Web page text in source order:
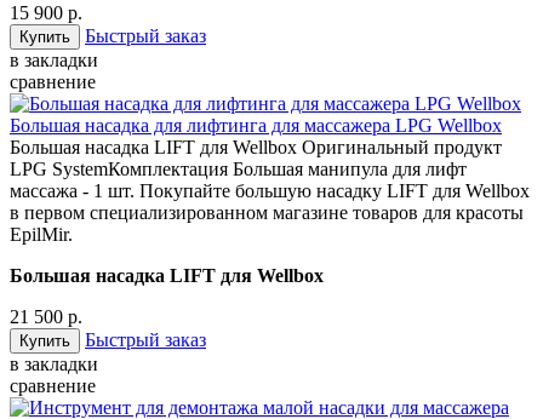
15 900 р.
Быстрый заказ
в закладки
сравнение
Большая насадка для лифтинга для массажера LPG Wellbox
Большая насадка LIFT для Wellbox Оригинальный продукт
LPG System ​ Комплектация Большая манипула для лифт
массажа - 1 шт. Покупайте большую насадку LIFT для Wellbox
в первом специализированном магазине товаров для красоты
EpilMir.
Большая насадка LIFT для Wellbox
21 500 р.
Быстрый заказ
в закладки
сравнение